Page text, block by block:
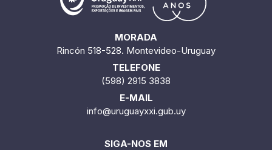
MORADA
Rincón 518-528. Montevideo-Uruguay
TELEFONE
(598) 2915 3838
E-MAIL
info@uruguayxxi.gub.uy
SIGA-NOS EM